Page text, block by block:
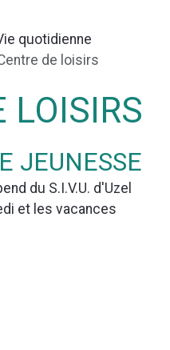
quotidienne
de loisirs
LOISIRS
JEUNESSE
du S.I.V.U. d'Uzel
et les vacances